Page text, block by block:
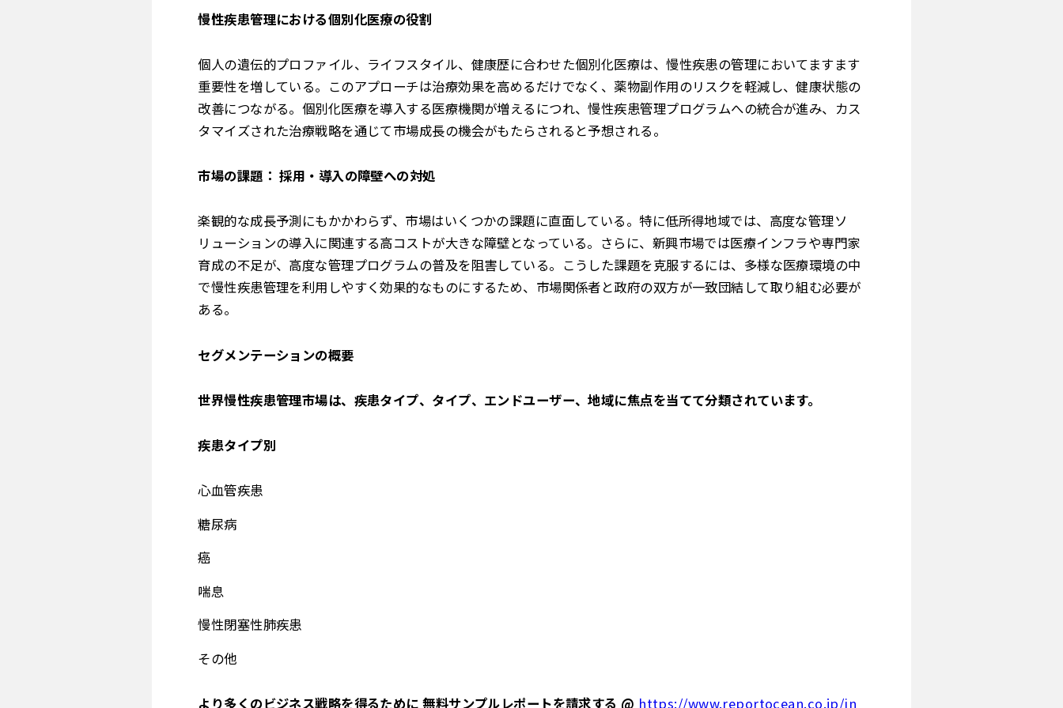
慢性疾患管理における個別化医療の役割
個人の遺伝的プロファイル、ライフスタイル、健康歴に合わせた個別化医療は、慢性疾患の管理においてますます
重要性を増している。このアプローチは治療効果を高めるだけでなく、薬物副作用のリスクを軽減し、健康状態の
改善につながる。個別化医療を導入する医療機関が増えるにつれ、慢性疾患管理プログラムへの統合が進み、カス
タマイズされた治療戦略を通じて市場成長の機会がもたらされると予想される。
市場の課題： 採用・導入の障壁への対処
楽観的な成長予測にもかかわらず、市場はいくつかの課題に直面している。特に低所得地域では、高度な管理ソ
リューションの導入に関連する高コストが大きな障壁となっている。さらに、新興市場では医療インフラや専門家
育成の不足が、高度な管理プログラムの普及を阻害している。こうした課題を克服するには、多様な医療環境の中
で慢性疾患管理を利用しやすく効果的なものにするため、市場関係者と政府の双方が一致団結して取り組む必要が
ある。
セグメンテーションの概要
世界慢性疾患管理市場は、疾患タイプ、タイプ、エンドユーザー、地域に焦点を当てて分類されています。
疾患タイプ別
心血管疾患
糖尿病
癌
喘息
慢性閉塞性肺疾患
その他
より多くのビジネス戦略を得るために 無料サンプルレポートを請求する @ https://www.reportocean.co.jp/in